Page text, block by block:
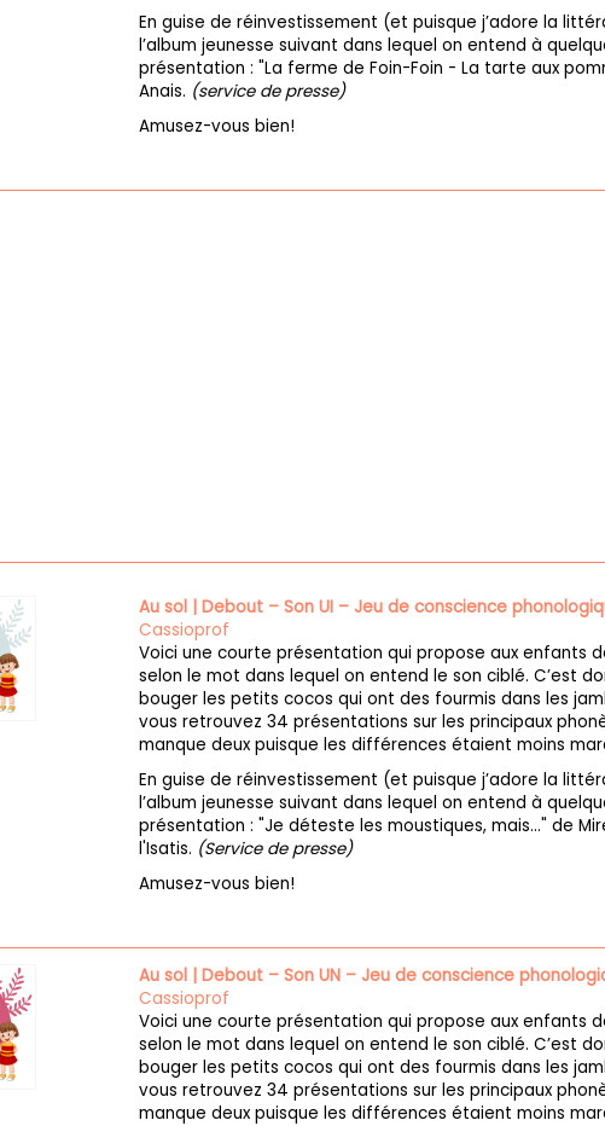
En guise de réinvestissement (et puisque j’adore la
l’album jeunesse suivant dans lequel on entend à
présentation : "La ferme de Foin-Foin - La tarte aux
Anais. (service de presse)
Amusez-vous bien!
Au sol | Debout – Son UI – Jeu de conscience
Cassioprof
Voici une courte présentation qui propose aux enfants
selon le mot dans lequel on entend le son ciblé. C’est
bouger les petits cocos qui ont des fourmis dans les
vous retrouvez 34 présentations sur les principaux
manque deux puisque les différences étaient moins
En guise de réinvestissement (et puisque j’adore la
l’album jeunesse suivant dans lequel on entend à
présentation : "Je déteste les moustiques, mais..." de
l'Isatis. (Service de presse)
Amusez-vous bien!
Au sol | Debout – Son UN – Jeu de conscience
Cassioprof
Voici une courte présentation qui propose aux enfants
selon le mot dans lequel on entend le son ciblé. C’est
bouger les petits cocos qui ont des fourmis dans les
vous retrouvez 34 présentations sur les principaux
manque deux puisque les différences étaient moins